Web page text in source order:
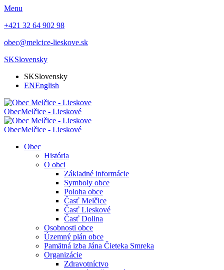
Menu
+421 32 64 902 98
obec@melcice-lieskove.sk
SKSlovensky
SKSlovensky
ENEnglish
ObecMelčice - Lieskové
ObecMelčice - Lieskové
Obec
História
O obci
Základné informácie
Symboly obce
Poloha obce
Časť Melčice
Časť Lieskové
Časť Dolina
Osobnosti obce
Územný plán obce
Pamätná izba Jána Čieteka Smreka
Organizácie
Zdravotníctvo